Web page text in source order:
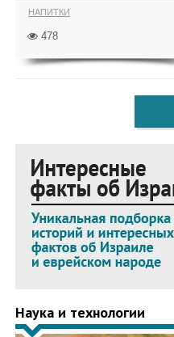
НАПИТКИ
478
Наука и технологии